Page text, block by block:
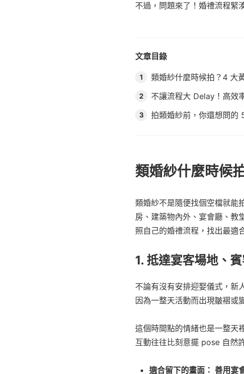
不過，問題來了！婚禮流程緊
文章目錄
1 類婚紗什麼時候拍？4 大
2 不讓流程大 Delay！高效
3 拍類婚紗前，你還想問的
類婚紗什麼時候
類婚紗不是隨便找個空檔就能
房、建築物內外、宴會廳、教
照自己的婚禮流程，找出最適
1. 抵達宴客場地、
不論有沒有安排迎娶儀式，新
因為一整天活動而出現皺褶或
這個時間點的情緒也是一整
互動往往比刻意擺 pose 自然
適合留下的畫面： 善用宴